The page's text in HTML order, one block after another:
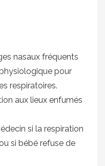
nasaux fréquents
pour
respiratoires.
aux lieux enfumés
si la respiration
si bébé refuse de